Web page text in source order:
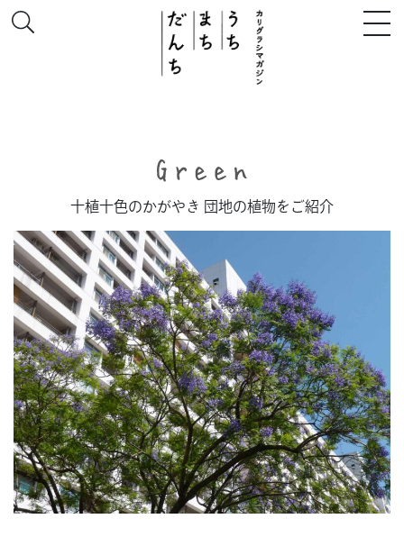
このサイトについて
# うち
# まち
# だんち
ちず
特集
連載
ジャーナル
タグ一覧
十植十色のかがやき 団地の植物をご紹介